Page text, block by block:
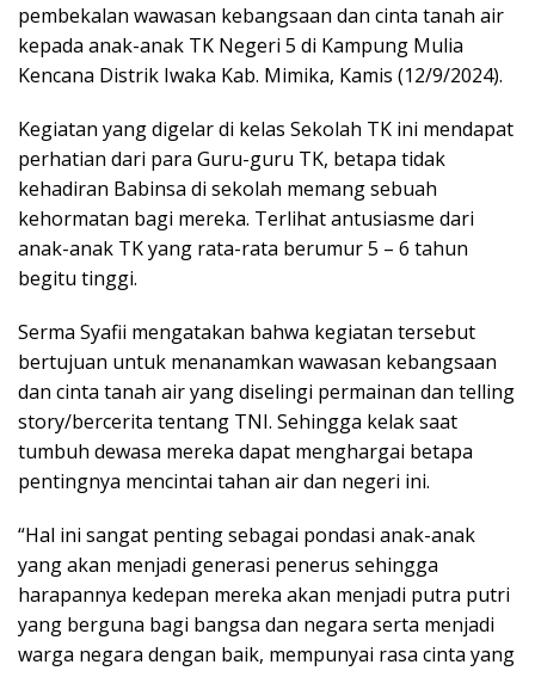
pembekalan wawasan kebangsaan dan cinta tanah air
kepada anak-anak TK Negeri 5 di Kampung Mulia
Kencana Distrik Iwaka Kab. Mimika, Kamis (12/9/2024).
Kegiatan yang digelar di kelas Sekolah TK ini mendapat
perhatian dari para Guru-guru TK, betapa tidak
kehadiran Babinsa di sekolah memang sebuah
kehormatan bagi mereka. Terlihat antusiasme dari
anak-anak TK yang rata-rata berumur 5 – 6 tahun
begitu tinggi.
Serma Syafii mengatakan bahwa kegiatan tersebut
bertujuan untuk menanamkan wawasan kebangsaan
dan cinta tanah air yang diselingi permainan dan telling
story/bercerita tentang TNI. Sehingga kelak saat
tumbuh dewasa mereka dapat menghargai betapa
pentingnya mencintai tahan air dan negeri ini.
“Hal ini sangat penting sebagai pondasi anak-anak
yang akan menjadi generasi penerus sehingga
harapannya kedepan mereka akan menjadi putra putri
yang berguna bagi bangsa dan negara serta menjadi
warga negara dengan baik, mempunyai rasa cinta yang